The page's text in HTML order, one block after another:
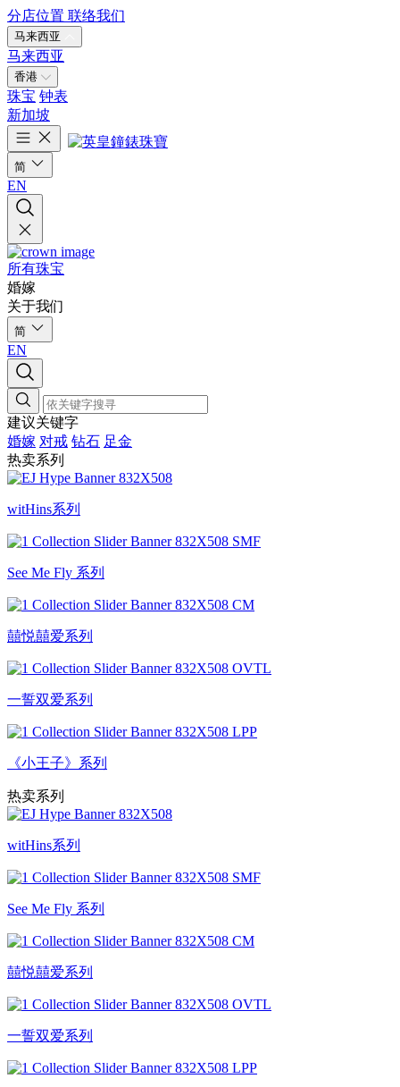
分店位置 联络我们
马来西亚
马来西亚
香港
珠宝 钟表
新加坡
简
EN
所有珠宝
婚嫁
关于我们
简
EN
建议关键字
婚嫁 对戒 钻石 足金
热卖系列
witHins系列
See Me Fly 系列
囍悦囍爱系列
一誓双爱系列
《小王子》系列
热卖系列
witHins系列
See Me Fly 系列
囍悦囍爱系列
一誓双爱系列